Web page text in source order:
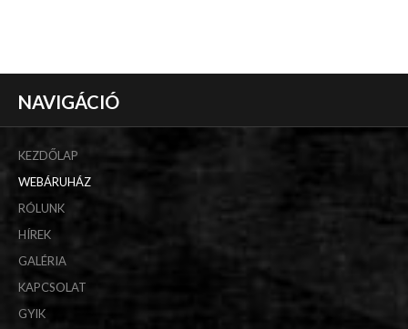
NAVIGÁCIÓ
KEZDŐLAP
WEBÁRUHÁZ
RÓLUNK
HÍREK
GALÉRIA
KAPCSOLAT
GYIK